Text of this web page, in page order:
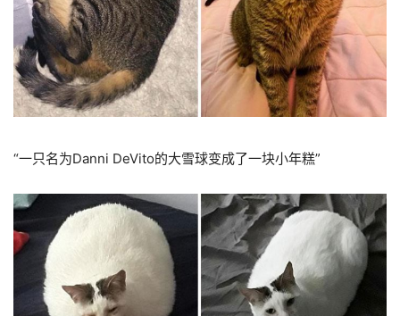
“一只名为Danni DeVito的大雪球变成了一块小年糕”